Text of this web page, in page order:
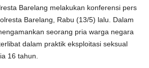
Barelang melakukan konferensi pers
Barelang, Rabu (13/5) lalu. Dalam
seorang pria warga negara
dalam praktik eksploitasi seksual
16 tahun.